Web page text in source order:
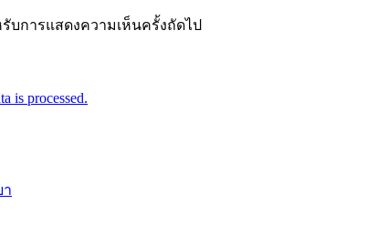
บการแสดงความเห็นครั้งถัดไป
is processed.